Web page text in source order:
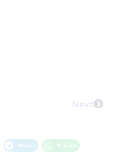
Next
Telegram WhatsApp